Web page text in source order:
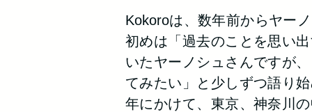
Kokoroは、数年前からヤー
初めは「過去のことを思い
いたヤーノシュさんですが
てみたい」と少しずつ語り
年にかけて、東京、神奈川